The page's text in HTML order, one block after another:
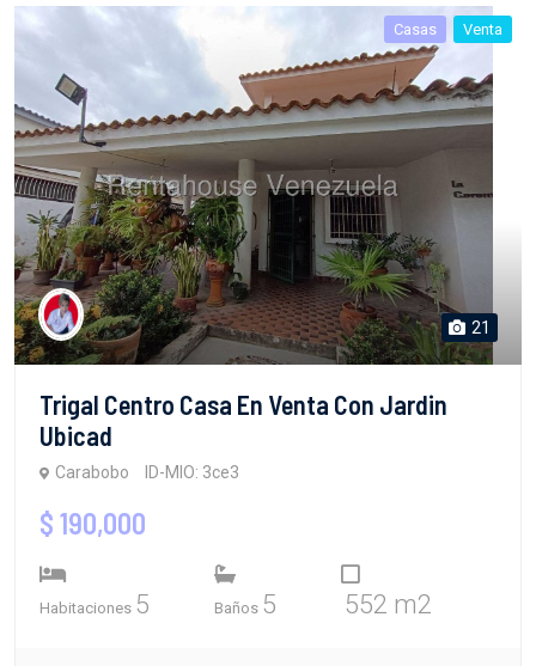
Casas Venta
21
Trigal Centro Casa En Venta Con Jardin
Ubicad
Carabobo ID-MIO: 3ce3
$ 190,000
Habitaciones 5 Baños 5 552 m2